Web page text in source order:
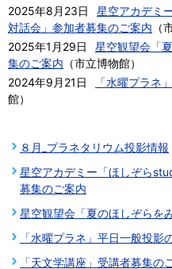
2025年8月23日
星空アカデミ
対話会」参加者募集のご案内 （
2025年1月29日
星空観望会「
集のご案内 （市立博物館）
2024年9月21日
「水曜プラネ
館）
８月_プラネタリウム投影情報
星空アカデミー「ほしぞら
募集のご案内
星空観望会「夏のほしぞらを
「水曜プラネ」平日一般投影
「天文学講座」受講者募集の